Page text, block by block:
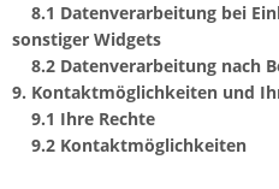
8.1 Datenverarbeitung bei
sonstiger Widgets
8.2 Datenverarbeitung nach
9. Kontaktmöglichkeiten und
9.1 Ihre Rechte
9.2 Kontaktmöglichkeiten